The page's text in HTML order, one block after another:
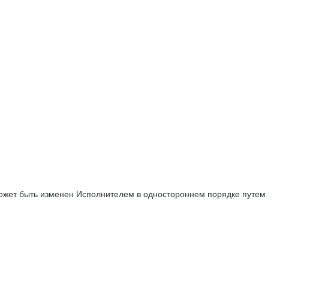
быть изменен Исполнителем в одностороннем порядке путем